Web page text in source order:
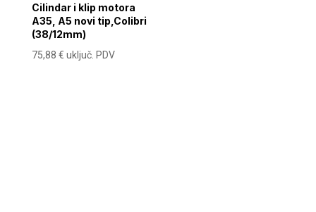
Cilindar i klip motora
A35, A5 novi tip,Colibri
(38/12mm)
75,88 € uključ. PDV